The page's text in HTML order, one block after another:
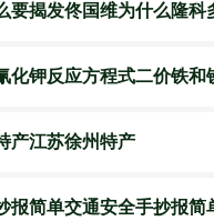
要揭发佟国维为什么隆科
产江苏徐州特产
报简单交通安全手抄报简